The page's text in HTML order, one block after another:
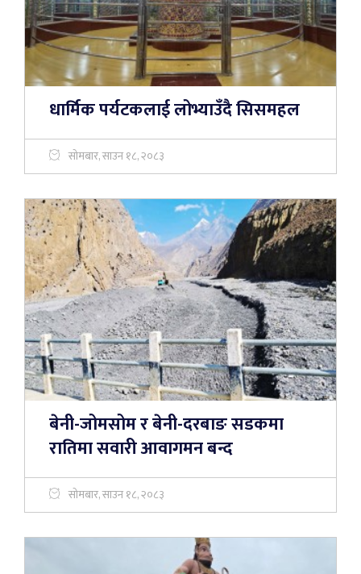
धार्मिक पर्यटकलाई लोभ्याउँदै सिसमहल
सोमबार, साउन १८, २०८३
बेनी-जोमसोम र बेनी-दरबाङ सडकमा
रातिमा सवारी आवागमन बन्द
सोमबार, साउन १८, २०८३